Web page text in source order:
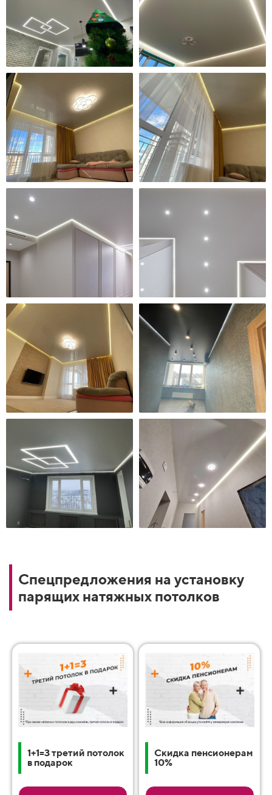
Спецпредложения на установку
парящих натяжных потолков
1+1=3 третий потолок
в подарок
Скидка пенсионерам
10%